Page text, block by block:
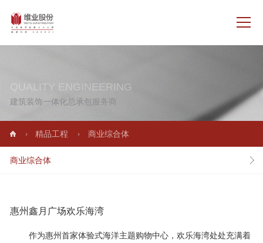
QUALITY ENGINEERING
建筑装饰一体化总承包服务商
商业综合体
精品工程 商业综合体
惠州鑫月广场欢乐海湾
作为惠州首家体验式海洋主题购物中心，欢乐海湾处处充满着